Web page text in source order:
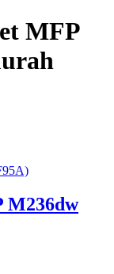
MFP
M236dw